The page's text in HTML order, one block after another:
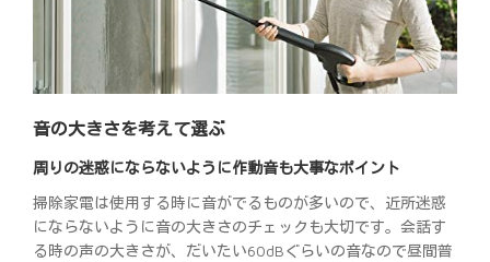
音の大きさを考えて選ぶ
周りの迷惑にならないように作動音も大事なポイント
掃除家電は使用する時に音がでるものが多いので、近所迷惑
にならないように音の大きさのチェックも大切です。会話す
る時の声の大きさが、だいたい60dBぐらいの音なので昼間普